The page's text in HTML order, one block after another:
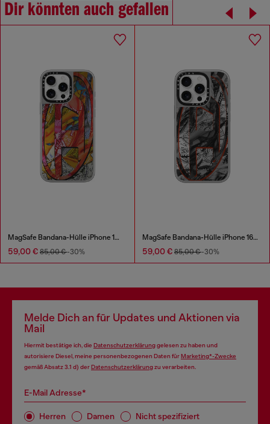
Dir könnten auch gefallen
MagSafe Bandana-Hülle iPhone 16 Pro Max
59,00 € 85,00 €-30%
MagSafe Bandana-Hülle iPhone 16 Pro
59,00 € 85,00 €-30%
Melde Dich an für Updates und Aktionen via
Mail
Hiermit bestätige ich, die Datenschutzerklärunggelesen zu haben und
autorisiere Diesel, meine personenbezogenen Daten fürMarketing*-Zwecke
gemäß Absatz 3.1 d) derDatenschutzerklärungzu verarbeiten.
E-Mail Adresse*
Herren Damen Nicht spezifiziert